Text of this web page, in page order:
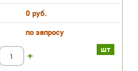
0 руб.
по запросу
шт
+